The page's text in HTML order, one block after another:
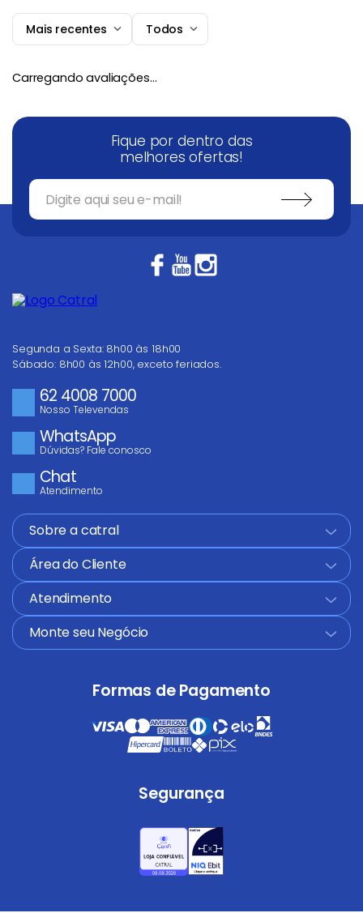
Mais recentes Todos
Carregando avaliações…
Fique por dentro das
melhores ofertas!
Segunda a Sexta: 8h00 às 18h00
Sábado: 8h00 às 12h00, exceto feriados.
62 4008 7000
Nosso Televendas
WhatsApp
Dúvidas? Fale conosco
Chat
Atendimento
Sobre a catral
+
Área do Cliente
+
Atendimento
+
Monte seu Negócio
+
Formas de Pagamento
Segurança